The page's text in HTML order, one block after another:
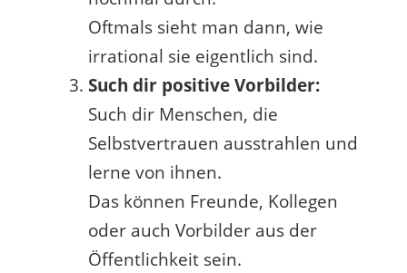
Oftmals sieht man dann, wie
irrational sie eigentlich sind.
Such dir positive Vorbilder:
Such dir Menschen, die
Selbstvertrauen ausstrahlen und
lerne von ihnen.
Das können Freunde, Kollegen
oder auch Vorbilder aus der
Öffentlichkeit sein.